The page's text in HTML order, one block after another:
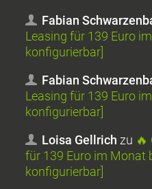
Fabian
Leasing für 139 Euro
konfigurierbar]
Fabian
Leasing für 139 Euro
konfigurierbar]
Loisa Gellrich zu 🔥
für 139 Euro im Monat
konfigurierbar]